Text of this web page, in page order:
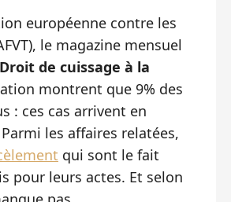
européenne contre les
le magazine mensuel
Droit de cuissage à la
montrent que 9% des
: ces cas arrivent en
les affaires relatées,
qui sont le fait
pour leurs actes. Et selon